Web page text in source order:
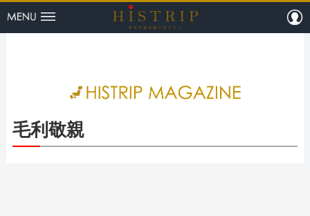
HISTRIP（
毛利敬親